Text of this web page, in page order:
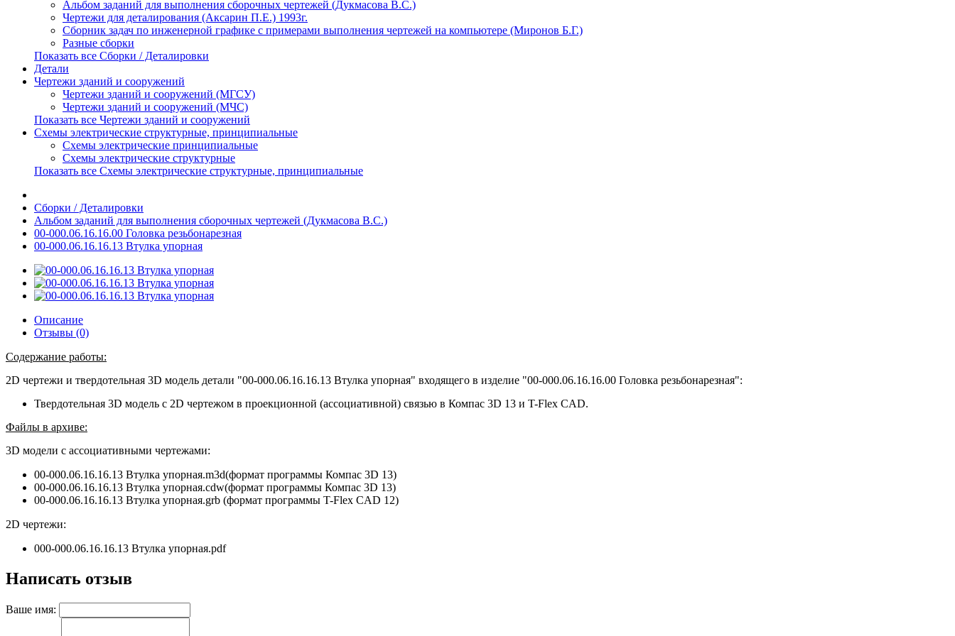
Альбом заданий для выполнения сборочных чертежей (Дукмасова В.С.)
Чертежи для деталирования (Аксарин П.Е.) 1993г.
Сборник задач по инженерной графике с примерами выполнения чертежей на компьютере (Миронов Б.Г.)
Разные сборки
Показать все Сборки / Деталировки
Детали
Чертежи зданий и сооружений
Чертежи зданий и сооружений (МГСУ)
Чертежи зданий и сооружений (МЧС)
Показать все Чертежи зданий и сооружений
Схемы электрические структурные, принципиальные
Схемы электрические принципиальные
Схемы электрические структурные
Показать все Схемы электрические структурные, принципиальные
Сборки / Деталировки
Альбом заданий для выполнения сборочных чертежей (Дукмасова В.С.)
00-000.06.16.16.00 Головка резьбонарезная
00-000.06.16.16.13 Втулка упорная
Описание
Отзывы (0)
Содержание работы:
2D чертежи и твердотельная 3D модель детали "00-000.06.16.16.13 Втулка упорная" входящего в изделие "00-000.06.16.16.00 Головка резьбонарезная":
Твердотельная 3D модель с 2D чертежом в проекционной (ассоциативной) связью в Компас 3D 13 и T-Flex CAD.
Файлы в архиве:
3D модели с ассоциативными чертежами:
00-000.06.16.16.13 Втулка упорная.m3d(формат программы Компас 3D 13)
00-000.06.16.16.13 Втулка упорная.cdw(формат программы Компас 3D 13)
00-000.06.16.16.13 Втулка упорная.grb (формат программы T-Flex CAD 12)
2D чертежи:
000-000.06.16.16.13 Втулка упорная.pdf
Написать отзыв
Ваше имя: